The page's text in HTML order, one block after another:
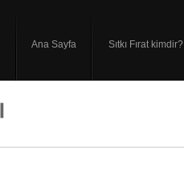
Ana Sayfa Sıtkı Fırat kimdir?